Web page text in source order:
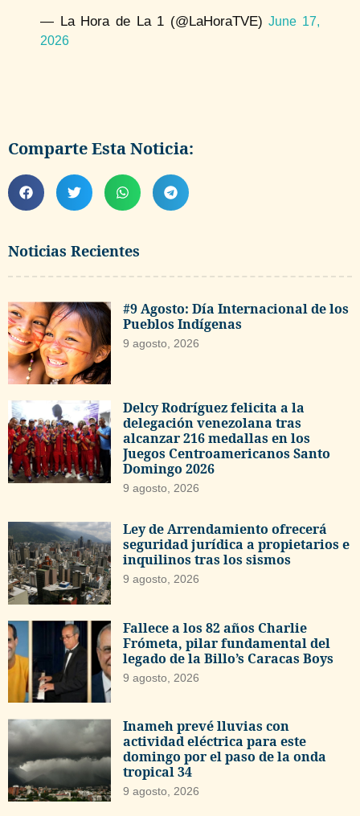
Noticias Recientes
#9 Agosto: Día Internacional de los
Pueblos Indígenas
9 agosto, 2026
Delcy Rodríguez felicita a la
delegación venezolana tras
alcanzar 216 medallas en los
Juegos Centroamericanos Santo
Domingo 2026
9 agosto, 2026
Ley de Arrendamiento ofrecerá
seguridad jurídica a propietarios e
inquilinos tras los sismos
9 agosto, 2026
Fallece a los 82 años Charlie
Frómeta, pilar fundamental del
legado de la Billo’s Caracas Boys
9 agosto, 2026
Inameh prevé lluvias con
actividad eléctrica para este
domingo por el paso de la onda
tropical 34
9 agosto, 2026
— La Hora de La 1 (@LaHoraTVE)June 17,
2026
Comparte Esta Noticia: